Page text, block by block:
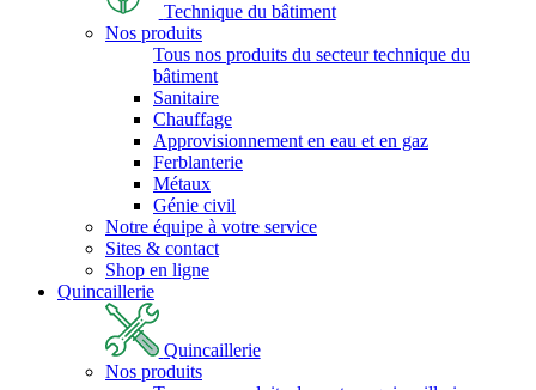
Technique du bâtiment
Nos produits
Tous nos produits du secteur technique du
bâtiment
Sanitaire
Chauffage
Approvisionnement en eau et en gaz
Ferblanterie
Métaux
Génie civil
Notre équipe à votre service
Sites & contact
Shop en ligne
Quincaillerie
Quincaillerie
Nos produits